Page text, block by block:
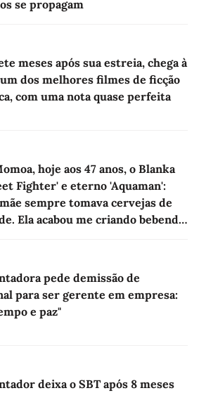
se propagam
meses após sua estreia, chega à
dos melhores filmes de ficção
com uma nota quase perfeita
hoje aos 47 anos, o Blanka
Fighter' e eterno 'Aquaman':
sempre tomava cervejas de
Ela acabou me criando bebendo
pede demissão de
para ser gerente em empresa:
e paz"
deixa o SBT após 8 meses